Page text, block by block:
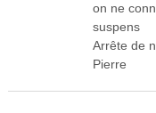
on ne
suspens
Arrête de
Pierre